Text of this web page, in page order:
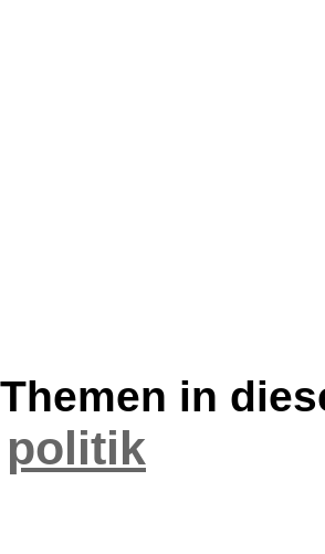
Themen in
politik